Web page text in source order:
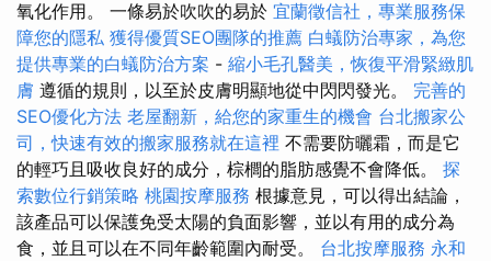
氧化作用。 一條易於吹吹的易於 宜蘭徵信社，專業服務保
障您的隱私 獲得優質SEO團隊的推薦 白蟻防治專家，為您
提供專業的白蟻防治方案 - 縮小毛孔醫美，恢復平滑緊緻肌
膚 遵循的規則，以至於皮膚明顯地從中閃閃發光。 完善的
SEO優化方法 老屋翻新，給您的家重生的機會 台北搬家公
司，快速有效的搬家服務就在這裡 不需要防曬霜，而是它
的輕巧且吸收良好的成分，棕櫚的脂肪感覺不會降低。 探
索數位行銷策略 桃園按摩服務 根據意見，可以得出結論，
該產品可以保護免受太陽的負面影響，並以有用的成分為
食，並且可以在不同年齡範圍內耐受。 台北按摩服務 永和